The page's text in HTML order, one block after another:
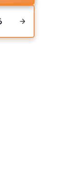
arrow_forward